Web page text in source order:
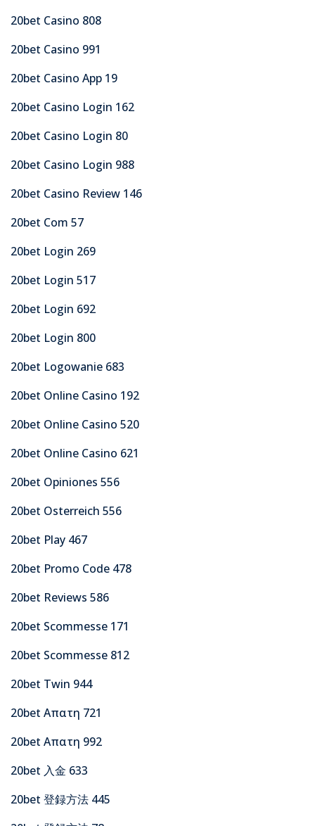
20bet Casino 808
20bet Casino 991
20bet Casino App 19
20bet Casino Login 162
20bet Casino Login 80
20bet Casino Login 988
20bet Casino Review 146
20bet Com 57
20bet Login 269
20bet Login 517
20bet Login 692
20bet Login 800
20bet Logowanie 683
20bet Online Casino 192
20bet Online Casino 520
20bet Online Casino 621
20bet Opiniones 556
20bet Osterreich 556
20bet Play 467
20bet Promo Code 478
20bet Reviews 586
20bet Scommesse 171
20bet Scommesse 812
20bet Twin 944
20bet Απατη 721
20bet Απατη 992
20bet 入金 633
20bet 登録方法 445